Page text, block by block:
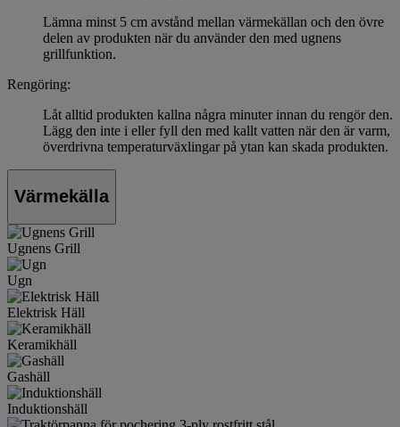
Lämna minst 5 cm avstånd mellan värmekällan och den övre
delen av produkten när du använder den med ugnens
grillfunktion.
Rengöring:
Låt alltid produkten kallna några minuter innan du rengör den.
Lägg den inte i eller fyll den med kallt vatten när den är varm,
överdrivna temperaturväxlingar på ytan kan skada produkten.
Värmekälla
Ugnens Grill
Ugn
Elektrisk Häll
Keramikhäll
Gashäll
Induktionshäll